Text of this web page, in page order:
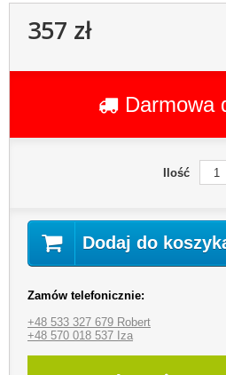
357 zł
Darmowa
Ilość
Dodaj do
Zamów telefonicznie:
+48 533 327 679 Robert
+48 570 018 537 Iza